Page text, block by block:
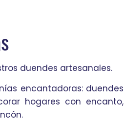
duendes artesanales.
encantadoras: duendes
hogares con encanto,